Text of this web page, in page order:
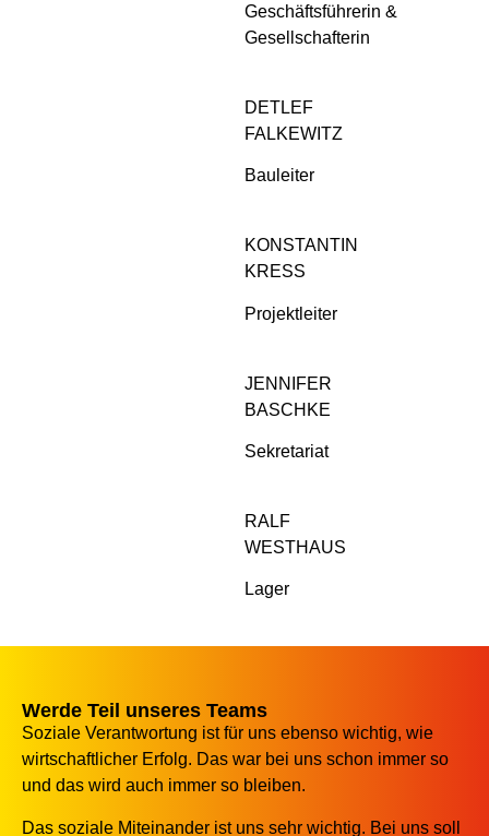
Geschäftsführerin &
Gesellschafterin
DETLEF
FALKEWITZ
Bauleiter
KONSTANTIN
KRESS
Projektleiter
JENNIFER
BASCHKE
Sekretariat
RALF
WESTHAUS
Lager
Werde Teil unseres Teams
Soziale Verantwortung ist für uns ebenso wichtig, wie
wirtschaftlicher Erfolg. Das war bei uns schon immer so
und das wird auch immer so bleiben.
Das soziale Miteinander ist uns sehr wichtig. Bei uns soll